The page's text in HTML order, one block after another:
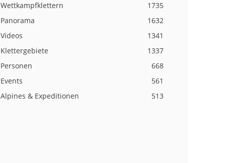
Wettkampfklettern
1735
Panorama
1632
Videos
1341
Klettergebiete
1337
Personen
668
Events
561
Alpines & Expeditionen
513